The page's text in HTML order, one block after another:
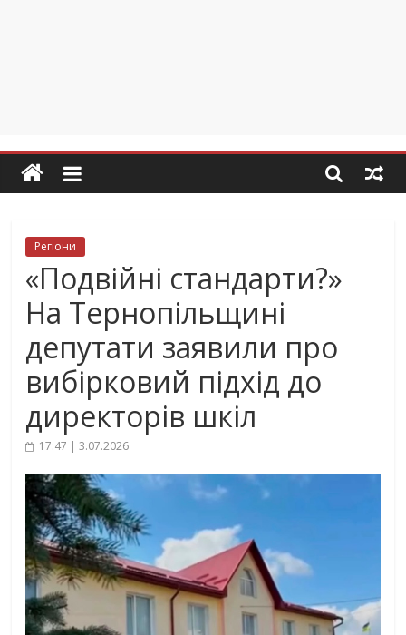
Регіони
«Подвійні стандарти?»
На Тернопільщині
депутати заявили про
вибірковий підхід до
директорів шкіл
17:47 | 3.07.2026